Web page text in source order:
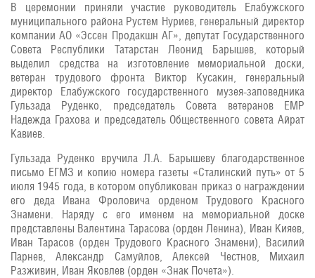
В церемонии приняли участие руководитель Елабужского
муниципального района Рустем Нуриев, генеральный директор
компании АО «Эссен Продакшн АГ», депутат Государственного
Совета Республики Татарстан Леонид Барышев, который
выделил средства на изготовление мемориальной доски,
ветеран трудового фронта Виктор Кусакин, генеральный
директор Елабужского государственного музея-заповедника
Гульзада Руденко, председатель Совета ветеранов ЕМР
Надежда Грахова и председатель Общественного совета Айрат
Кавиев.
Гульзада Руденко вручила Л.А. Барышеву благодарственное
письмо ЕГМЗ и копию номера газеты «Сталинский путь» от 5
июля 1945 года, в котором опубликован приказ о награждении
его деда Ивана Фроловича орденом Трудового Красного
Знамени. Наряду с его именем на мемориальной доске
представлены Валентина Тарасова (орден Ленина), Иван Кияев,
Иван Тарасов (орден Трудового Красного Знамени), Василий
Парнев, Александр Самуйлов, Алексей Честнов, Михаил
Разживин, Иван Яковлев (орден «Знак Почета»).